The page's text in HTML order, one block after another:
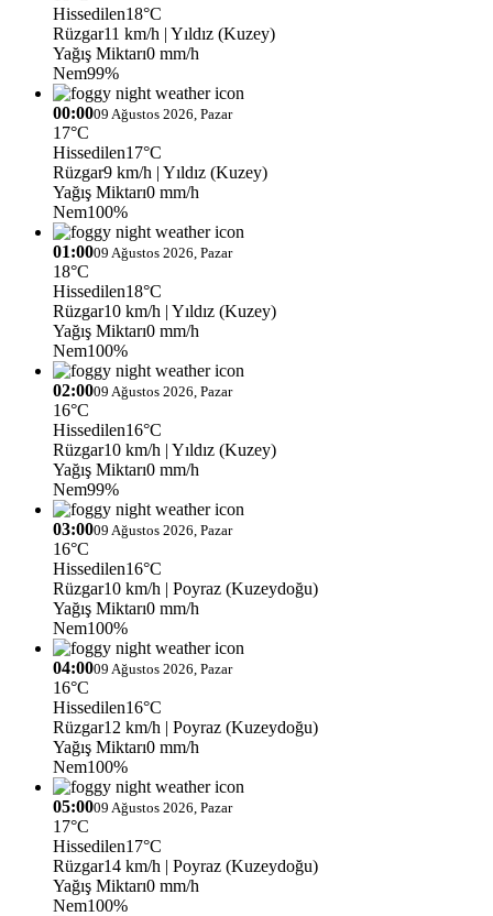
Hissedilen18°C
Rüzgar11 km/h | Yıldız (Kuzey)
Yağış Miktarı0 mm/h
Nem99%
00:0009 Ağustos 2026, Pazar
17°C
Hissedilen17°C
Rüzgar9 km/h | Yıldız (Kuzey)
Yağış Miktarı0 mm/h
Nem100%
01:0009 Ağustos 2026, Pazar
18°C
Hissedilen18°C
Rüzgar10 km/h | Yıldız (Kuzey)
Yağış Miktarı0 mm/h
Nem100%
02:0009 Ağustos 2026, Pazar
16°C
Hissedilen16°C
Rüzgar10 km/h | Yıldız (Kuzey)
Yağış Miktarı0 mm/h
Nem99%
03:0009 Ağustos 2026, Pazar
16°C
Hissedilen16°C
Rüzgar10 km/h | Poyraz (Kuzeydoğu)
Yağış Miktarı0 mm/h
Nem100%
04:0009 Ağustos 2026, Pazar
16°C
Hissedilen16°C
Rüzgar12 km/h | Poyraz (Kuzeydoğu)
Yağış Miktarı0 mm/h
Nem100%
05:0009 Ağustos 2026, Pazar
17°C
Hissedilen17°C
Rüzgar14 km/h | Poyraz (Kuzeydoğu)
Yağış Miktarı0 mm/h
Nem100%